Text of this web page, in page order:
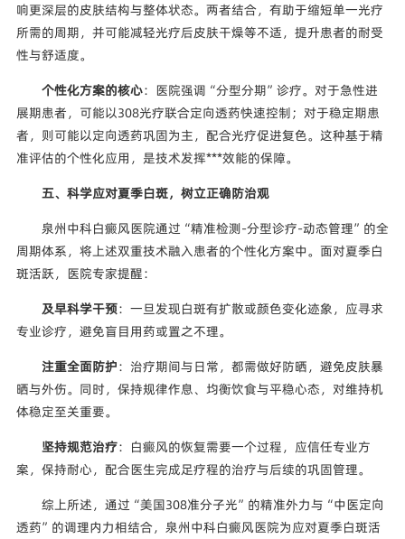
响更深层的皮肤结构与整体状态。两者结合，有助于缩短单一光疗
所需的周期，并可能减轻光疗后皮肤干燥等不适，提升患者的耐受
性与舒适度。
个性化方案的核心：医院强调“分型分期”诊疗。对于急性进
展期患者，可能以308光疗联合定向透药快速控制；对于稳定期患
者，则可能以定向透药巩固为主，配合光疗促进复色。这种基于精
准评估的个性化应用，是技术发挥***效能的保障。
五、科学应对夏季白斑，树立正确防治观
泉州中科白癜风医院通过“精准检测-分型诊疗-动态管理”的全
周期体系，将上述双重技术融入患者的个性化方案中。面对夏季白
斑活跃，医院专家提醒：
及早科学干预：一旦发现白斑有扩散或颜色变化迹象，应寻求
专业诊疗，避免盲目用药或置之不理。
注重全面防护：治疗期间与日常，都需做好防晒，避免皮肤暴
晒与外伤。同时，保持规律作息、均衡饮食与平稳心态，对维持机
体稳定至关重要。
坚持规范治疗：白癜风的恢复需要一个过程，应信任专业方
案，保持耐心，配合医生完成足疗程的治疗与后续的巩固管理。
综上所述，通过“美国308准分子光”的精准外力与“中医定向
透药”的调理内力相结合，泉州中科白癜风医院为应对夏季白斑活